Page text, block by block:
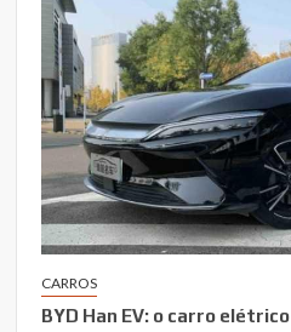
CARROS
BYD Han EV: o carro